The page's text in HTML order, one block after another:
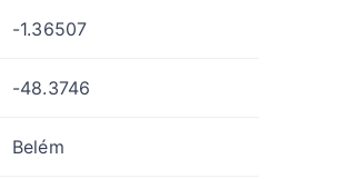
-1.36507
-48.3746
Belém